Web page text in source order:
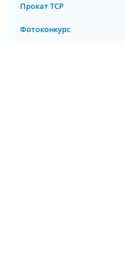
Прокат ТСР
Фотоконкурс